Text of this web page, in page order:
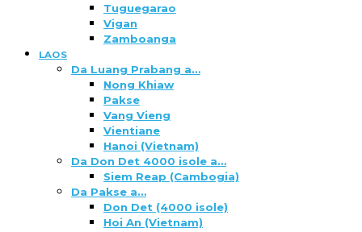
Tuguegarao
Vigan
Zamboanga
LAOS
Da Luang Prabang a…
Nong Khiaw
Pakse
Vang Vieng
Vientiane
Hanoi (Vietnam)
Da Don Det 4000 isole a…
Siem Reap (Cambogia)
Da Pakse a…
Don Det (4000 isole)
Hoi An (Vietnam)